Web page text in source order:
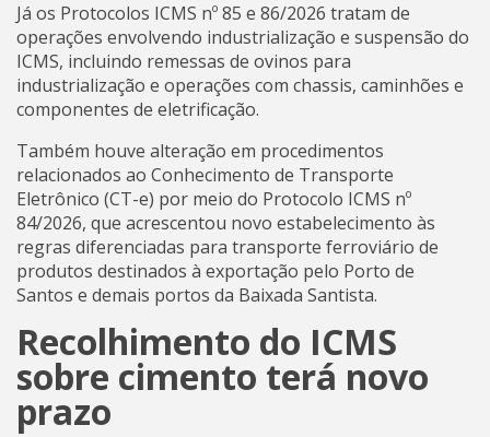
Já os Protocolos ICMS nº 85 e 86/2026 tratam de
operações envolvendo industrialização e suspensão do
ICMS, incluindo remessas de ovinos para
industrialização e operações com chassis, caminhões e
componentes de eletrificação.
Também houve alteração em procedimentos
relacionados ao Conhecimento de Transporte
Eletrônico (CT-e) por meio do Protocolo ICMS nº
84/2026, que acrescentou novo estabelecimento às
regras diferenciadas para transporte ferroviário de
produtos destinados à exportação pelo Porto de
Santos e demais portos da Baixada Santista.
Recolhimento do ICMS
sobre cimento terá novo
prazo